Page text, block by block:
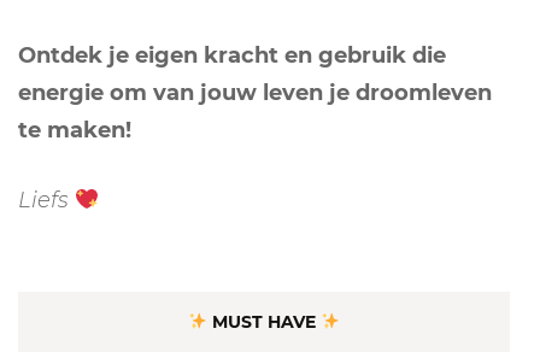
Ontdek je eigen kracht en gebruik die
energie om van jouw leven je droomleven
te maken!
Liefs
MUST HAVE